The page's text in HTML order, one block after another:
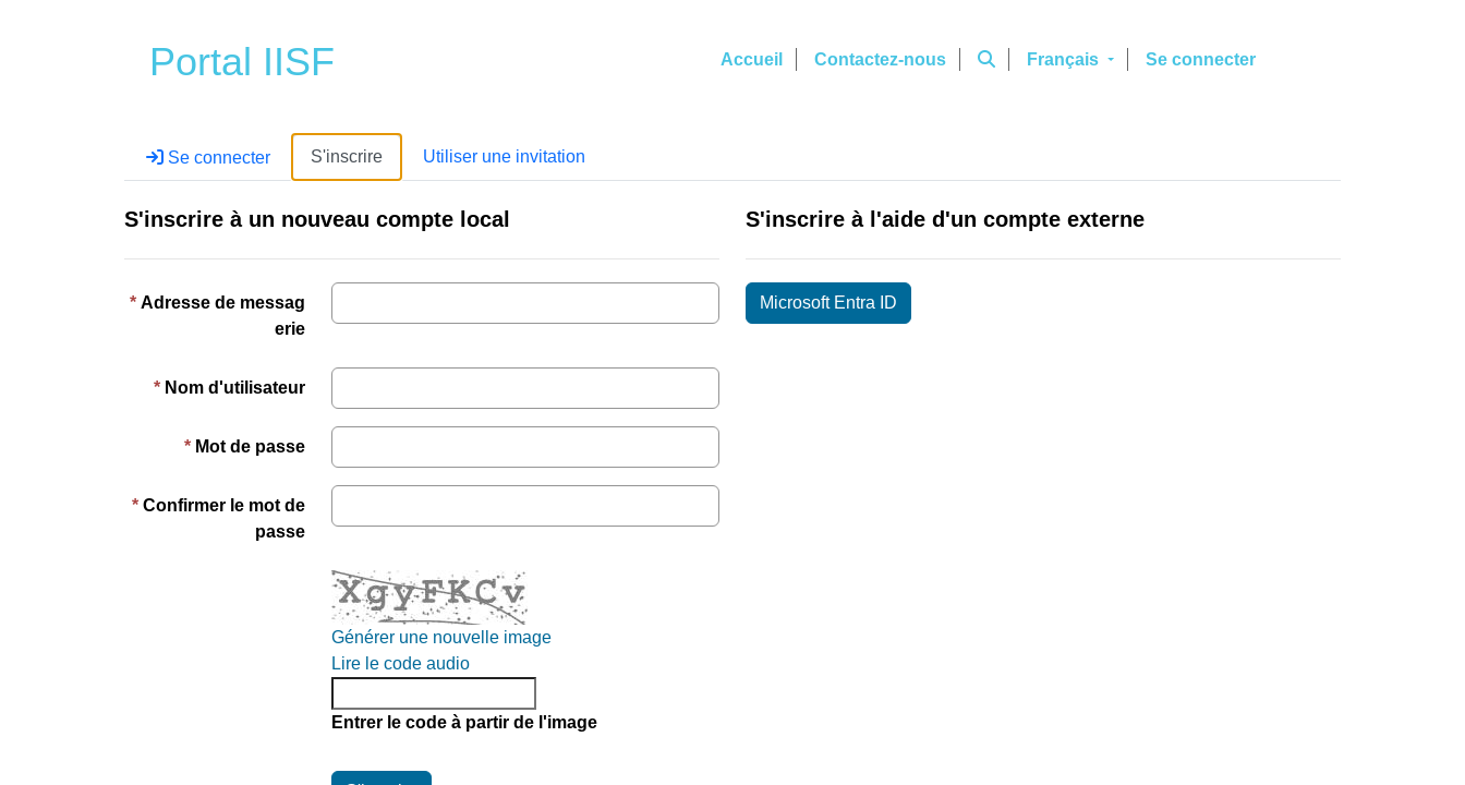
Portal IISF Accueil Contactez-nous Français Se connecter
Se connecter S'inscrire Utiliser une invitation
S'inscrire à un nouveau compte local
Adresse de messag
erie
Nom d'utilisateur
Mot de passe
Confirmer le mot de
passe
Générer une nouvelle image
Lire le code audio
Entrer le code à partir de l'image
S'inscrire à l'aide d'un compte externe
Microsoft Entra ID